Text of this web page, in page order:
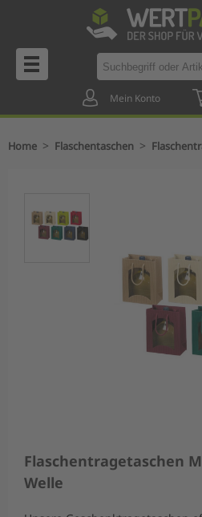
Mein Konto
Home > Flaschentaschen >
Flaschentragetaschen
Welle